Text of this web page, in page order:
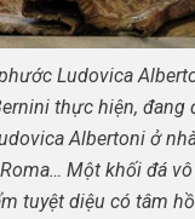
Ludovica
thực hiện, đang
Albertoni ở
Một khối đá
tuyệt diệu có tâm